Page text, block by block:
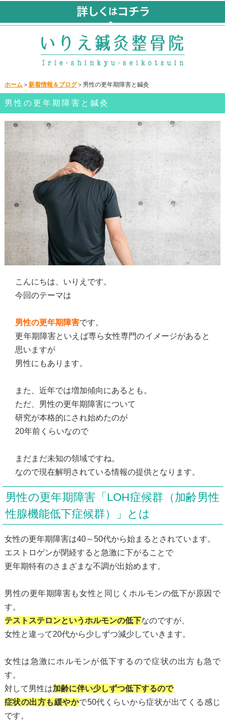
ホーム＞ 新着情報＆ブログ＞男性の更年期障害と鍼灸
男性の更年期障害と鍼灸
こんにちは、いりえです。
今回のテーマは
男性の更年期障害です。
更年期障害といえば専ら女性専門のイメージがあると
思いますが
男性にもあります。
また、近年では増加傾向にあるとも。
ただ、男性の更年期障害について
研究が本格的にされ始めたのが
20年前くらいなので
まだまだ未知の領域ですね。
なので現在解明されている情報の提供となります。
男性の更年期障害「LOH症候群（加齢男性
性腺機能低下症候群）」とは
女性の更年期障害は40～50代から始まるとされています。
エストロゲンが閉経すると急激に下がることで
更年期特有のさまざまな不調が出始めます。
男性の更年期障害も女性と同じくホルモンの低下が原因で
す。
テストステロンというホルモンの低下なのですが、
女性と違って20代から少しずつ減少していきます。
女性は急激にホルモンが低下するので症状の出方も急で
す。
対して男性は加齢に伴い少しずつ低下するので
症状の出方も緩やかで50代くらいから症状が出てくる感じ
です。